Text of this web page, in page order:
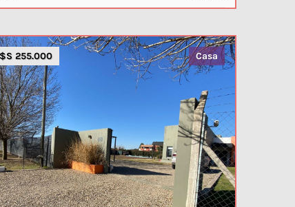
255.000 Casa